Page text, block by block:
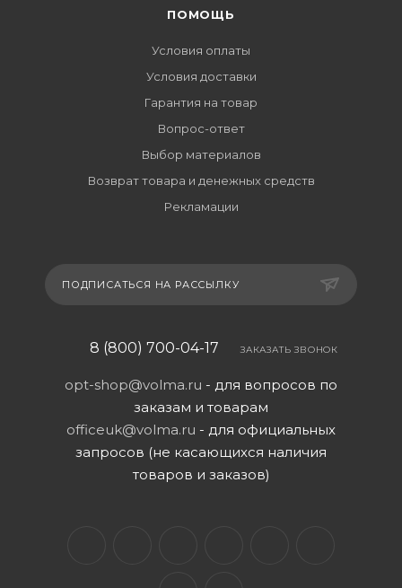
ПОМОЩЬ
Условия оплаты
Условия доставки
Гарантия на товар
Вопрос-ответ
Выбор материалов
Возврат товара и денежных средств
Рекламации
ПОДПИСАТЬСЯ НА РАССЫЛКУ
8 (800) 700-04-17 ЗАКАЗАТЬ ЗВОНОК
opt-shop@volma.ru - для вопросов по
заказам и товарам
officeuk@volma.ru - для официальных
запросов (не касающихся наличия
товаров и заказов)